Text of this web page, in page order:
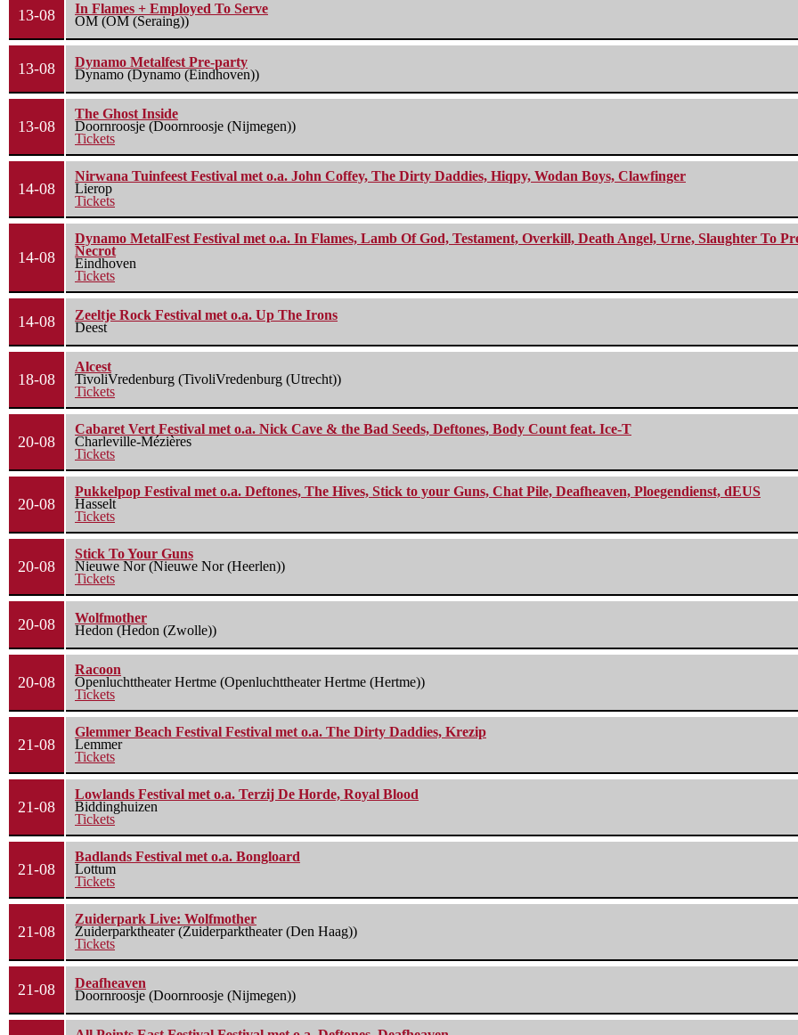
13-08
In Flames + Employed To Serve
OM (OM (Seraing))
13-08
Dynamo Metalfest Pre-party
Dynamo (Dynamo (Eindhoven))
13-08
The Ghost Inside
Doornroosje (Doornroosje (Nijmegen))
Tickets
14-08
Nirwana Tuinfeest Festival met o.a. John Coffey, The Dirty Daddies, Hiqpy, Wodan Boys, Clawfinger
Lierop
Tickets
14-08
Dynamo MetalFest Festival met o.a. In Flames, Lamb Of God, Testament, Overkill, Death Angel, Urne, Slaughter To
Necrot
Eindhoven
Tickets
14-08
Zeeltje Rock Festival met o.a. Up The Irons
Deest
18-08
Alcest
TivoliVredenburg (TivoliVredenburg (Utrecht))
Tickets
20-08
Cabaret Vert Festival met o.a. Nick Cave & the Bad Seeds, Deftones, Body Count feat. Ice-T
Charleville-Mézières
Tickets
20-08
Pukkelpop Festival met o.a. Deftones, The Hives, Stick to your Guns, Chat Pile, Deafheaven, Ploegendienst, dEUS
Hasselt
Tickets
20-08
Stick To Your Guns
Nieuwe Nor (Nieuwe Nor (Heerlen))
Tickets
20-08
Wolfmother
Hedon (Hedon (Zwolle))
20-08
Racoon
Openluchttheater Hertme (Openluchttheater Hertme (Hertme))
Tickets
21-08
Glemmer Beach Festival Festival met o.a. The Dirty Daddies, Krezip
Lemmer
Tickets
21-08
Lowlands Festival met o.a. Terzij De Horde, Royal Blood
Biddinghuizen
Tickets
21-08
Badlands Festival met o.a. Bongloard
Lottum
Tickets
21-08
Zuiderpark Live: Wolfmother
Zuiderparktheater (Zuiderparktheater (Den Haag))
Tickets
21-08
Deafheaven
Doornroosje (Doornroosje (Nijmegen))